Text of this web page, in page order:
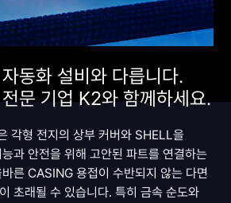
동화 설비와 다릅니다.
문 기업 K2와 함께하세요.
각형 전지의 상부 커버와 SHELL을
과 안전을 위해 고안된 파트를 연결하는
른 CASING 용접이 수반되지 않는 다면
초래될 수 있습니다. 특히 금속 순도와